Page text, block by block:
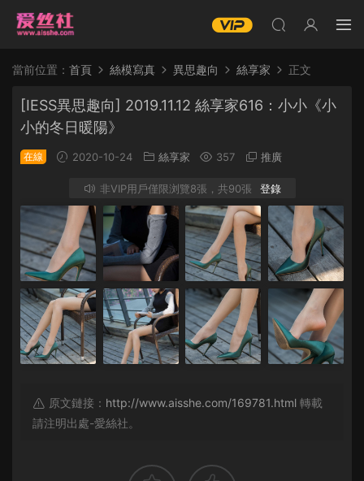
當前位置： 首頁 絲模寫真 異思趣向 絲享家 正文
[IESS異思趣向] 2019.11.12 絲享家616：小小《小
小的冬日暖陽》
在線 2020-10-24 絲享家 357 推廣
非VIP用戶僅限浏覽8張，共90張 登錄
原文鏈接： http://www.aisshe.com/169781.html 轉載
請注明出處-愛絲社。